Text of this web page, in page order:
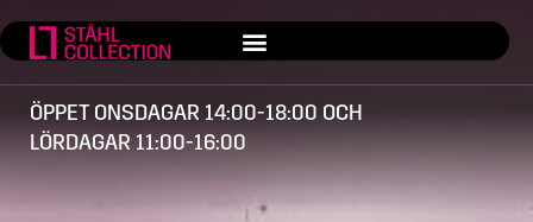
ÖPPET ONSDAGAR 14:00-18:00 OCH
LÖRDAGAR 11:00-16:00